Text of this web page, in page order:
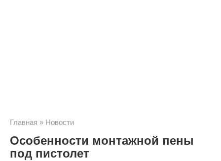
Главная » Новости
Особенности монтажной пены
под пистолет